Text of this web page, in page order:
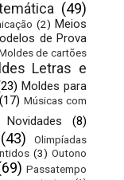
(49)
(2) Meios
de Prova
de cartões
Letras e
Moldes para
(17) Músicas com
Novidades (8)
(43)
Olimpíadas
(3) Outono
Passatempo